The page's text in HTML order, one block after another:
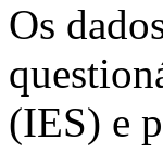
Os
(IES) e